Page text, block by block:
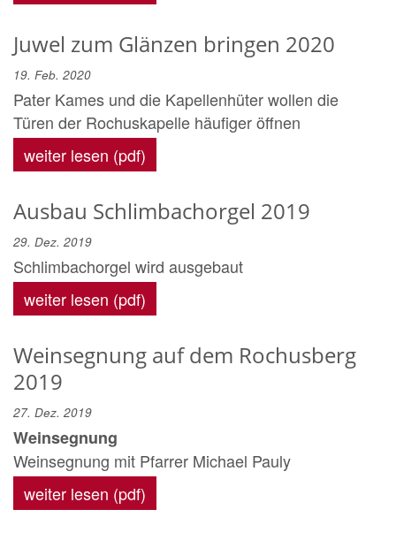
Juwel zum Glänzen bringen 2020
19. Feb. 2020
Pater Kames und die Kapellenhüter wollen die
Türen der Rochuskapelle häufiger öffnen
weiter lesen (pdf)
Ausbau Schlimbachorgel 2019
29. Dez. 2019
Schlimbachorgel wird ausgebaut
weiter lesen (pdf)
Weinsegnung auf dem Rochusberg
2019
27. Dez. 2019
Weinsegnung
Weinsegnung mit Pfarrer Michael Pauly
weiter lesen (pdf)